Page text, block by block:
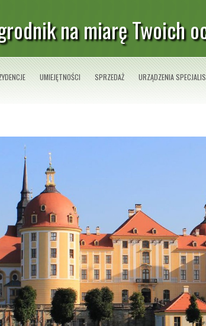
na miarę Twoich
UMIEJĘTNOŚCI SPRZEDAŻ URZĄDZENIA